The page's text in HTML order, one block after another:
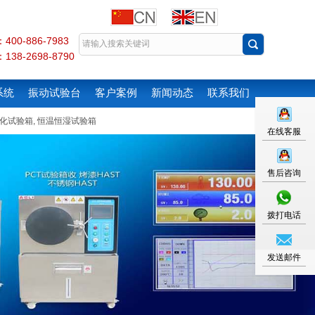
400-886-7983
138-2698-8790
统 振动试验台 客户案例 新闻动态 联系我们
试验箱,恒温恒湿试验箱
在线客服
售后咨询
拨打电话
发送邮件